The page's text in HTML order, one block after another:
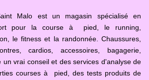
Malo est un magasin spécialisé en
pour la course à pied, le running,
le fitness et la randonnée. Chaussures,
cardios, accessoires, bagagerie,
un vrai conseil et des services d'analyse de
courses à pied, des tests produits de